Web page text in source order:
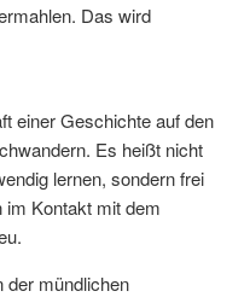
Das wird
einer Geschichte auf den
Es heißt nicht
lernen, sondern frei
Kontakt mit dem
der mündlichen